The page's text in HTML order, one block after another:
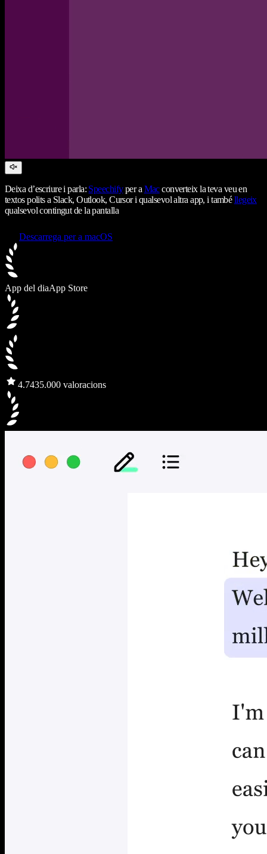
Deixa d’escriure i parla: Speechifyper a Macconverteix la teva veu en
textos polits a Slack, Outlook, Cursor i qualsevol altra app, i tambéllegeix
qualsevol contingut de la pantalla
Descarrega per a macOS
App del diaApp Store
4.7435.000 valoracions